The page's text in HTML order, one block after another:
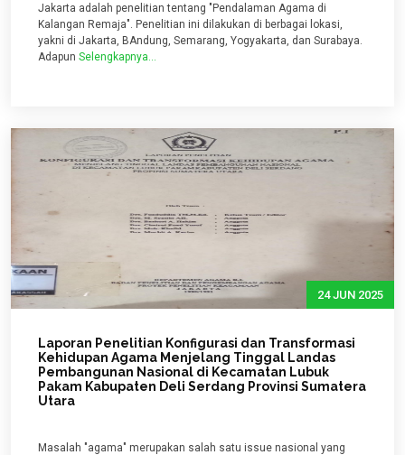
Jakarta adalah penelitian tentang "Pendalaman Agama di
Kalangan Remaja". Penelitian ini dilakukan di berbagai lokasi,
yakni di Jakarta, BAndung, Semarang, Yogyakarta, dan Surabaya.
Adapun Selengkapnya...
24 JUN 2025
Laporan Penelitian Konfigurasi dan Transformasi
Kehidupan Agama Menjelang Tinggal Landas
Pembangunan Nasional di Kecamatan Lubuk
Pakam Kabupaten Deli Serdang Provinsi Sumatera
Utara
Masalah "agama" merupakan salah satu issue nasional yang